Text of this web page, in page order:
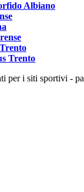
Albiano
Trento
per i siti sportivi -